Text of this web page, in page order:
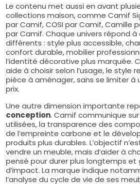
Le contenu met aussi en avant
collections maison, comme Camif
par Camif, COSI par Camif, Camille
par Camif. Chaque univers répond à
différents : style plus accessible,
confort durable, mobilier
l’identité décorative plus marquée.
aide à choisir selon l’usage, le style
pièce à aménager, sans se limiter à
prix.
Une autre dimension importante
conception. Camif communique
utilisées, la transparence des
de l’empreinte carbone et le
produits plus durables. L’objectif
vendre un meuble, mais d’aider à
pensé pour durer plus longtemps et
d’impact. La marque indique
l’analyse du cycle de vie de ses